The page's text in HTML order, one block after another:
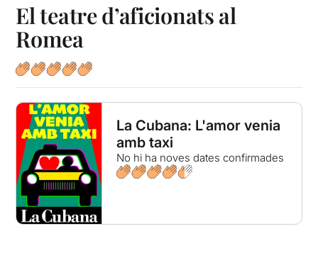
El teatre d’aficionats al
Romea
La Cubana: L'amor venia
amb taxi
No hi ha noves dates confirmades